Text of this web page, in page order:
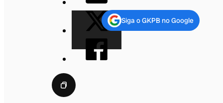
Siga o GKPB no Google